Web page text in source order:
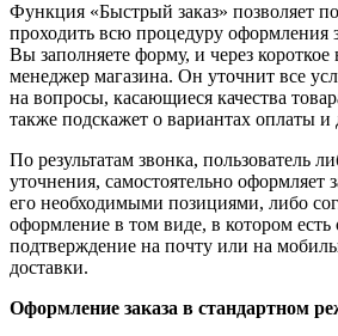
Функция «Быстрый заказ» позволяет
проходить всю процедуру оформления
Вы заполняете форму, и через
менеджер магазина. Он уточнит все
на вопросы, касающиеся качества
также подскажет о вариантах оплаты и
По результатам звонка, пользователь
уточнения, самостоятельно оформляет
его необходимыми позициями, либо
оформление в том виде, в котором есть
подтверждение на почту или на
доставки.
Оформление заказа в стандартном